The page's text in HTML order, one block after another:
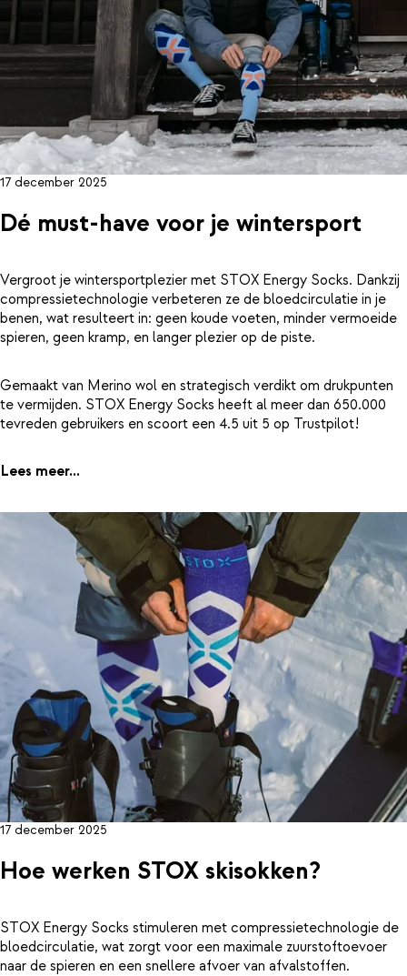
17 december 2025
Dé must-have voor je wintersport
Vergroot je wintersportplezier met STOX Energy Socks. Dankzij
compressietechnologie verbeteren ze de bloedcirculatie in je
benen, wat resulteert in: geen koude voeten, minder vermoeide
spieren, geen kramp, en langer plezier op de piste.
Gemaakt van Merino wol en strategisch verdikt om drukpunten
te vermijden. STOX Energy Socks heeft al meer dan 650.000
tevreden gebruikers en scoort een 4.5 uit 5 op Trustpilot!
Lees meer...
17 december 2025
Hoe werken STOX skisokken?
STOX Energy Socks stimuleren met compressietechnologie de
bloedcirculatie, wat zorgt voor een maximale zuurstoftoevoer
naar de spieren en een snellere afvoer van afvalstoffen.